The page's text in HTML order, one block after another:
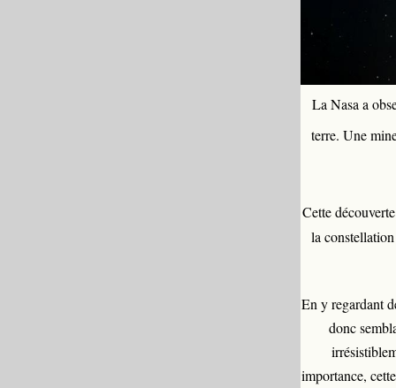
La Nasa a
terre. Une
Cette
la
En y regardant
donc
importance,